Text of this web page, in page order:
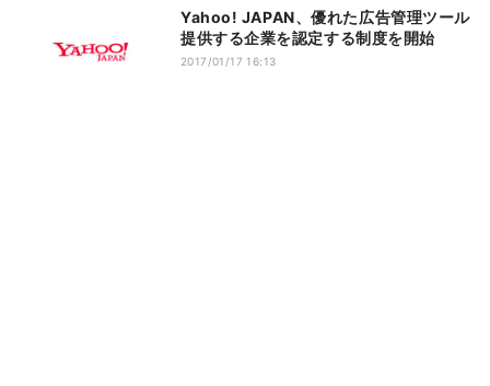
Yahoo! JAPAN、優れた広告管理ツール
提供する企業を認定する制度を開始
2017/01/17 16:13